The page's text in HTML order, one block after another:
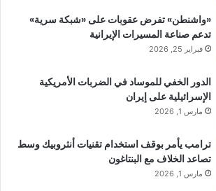
«واشنطن» تفرض عقوبات على «شبكة سرية»
تدعم صناعة المسيرات الإيرانية
فبراير 25, 2026
الدور الخفي للموساد في الضربات الأمريكية
الإسرائيلية على إيران
مارس 1, 2026
ترامب يأمر بوقف استخدام تقنيات أنثروبيك وسط
تصاعد الخلاف مع البنتاغون
مارس 1, 2026